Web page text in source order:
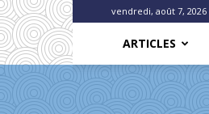
vendredi, août 7, 2026
ARTICLES